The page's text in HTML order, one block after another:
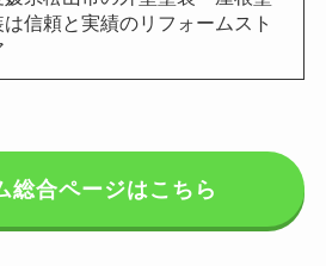
信頼と実績のリフォームスト
総合ページはこちら